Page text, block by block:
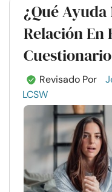
¿Qué Ayuda
Relación En
Cuestionario
Revisado Por
LCSW